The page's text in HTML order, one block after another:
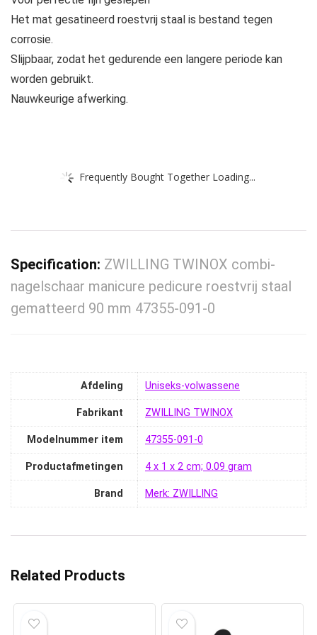
Het mat gesatineerd roestvrij staal is bestand tegen
corrosie.
Slijpbaar, zodat het gedurende een langere periode kan
worden gebruikt.
Nauwkeurige afwerking.
Frequently Bought Together Loading...
Specification: ZWILLING TWINOX combi-
nagelschaar manicure pedicure roestvrij staal
gematteerd 90 mm 47355-091-0
Afdeling ‎Uniseks-volwassene
Fabrikant ‎ZWILLING TWINOX
Modelnummer item ‎47355-091-0
Productafmetingen ‎4 x 1 x 2 cm; 0.09 gram
Brand Merk: ZWILLING
Related Products